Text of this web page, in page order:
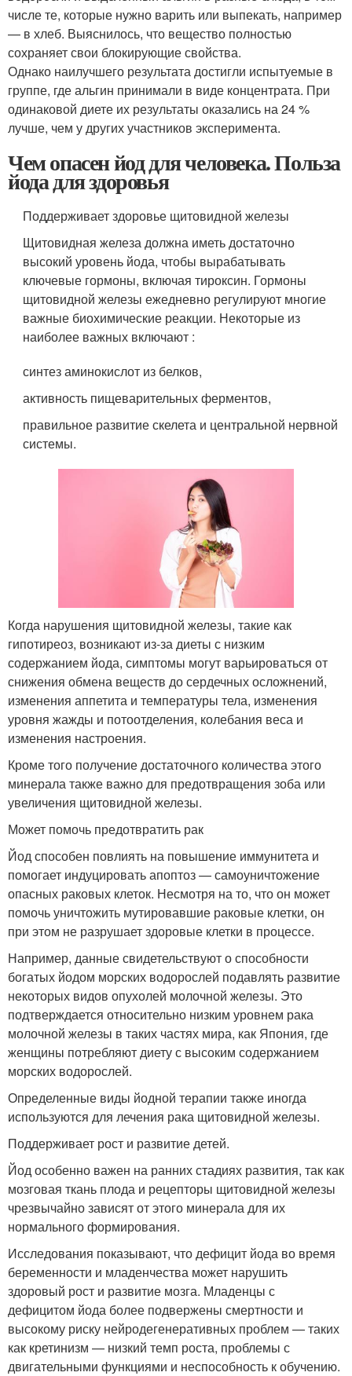
числе те, которые нужно варить или выпекать, например
— в хлеб. Выяснилось, что вещество полностью
сохраняет свои блокирующие свойства.
Однако наилучшего результата достигли испытуемые в
группе, где альгин принимали в виде концентрата. При
одинаковой диете их результаты оказались на 24 %
лучше, чем у других участников эксперимента.
Чем опасен йод для человека. Польза
йода для здоровья
Поддерживает здоровье щитовидной железы
Щитовидная железа должна иметь достаточно
высокий уровень йода, чтобы вырабатывать
ключевые гормоны, включая тироксин. Гормоны
щитовидной железы ежедневно регулируют многие
важные биохимические реакции. Некоторые из
наиболее важных включают :
синтез аминокислот из белков,
активность пищеварительных ферментов,
правильное развитие скелета и центральной нервной
системы.
Когда нарушения щитовидной железы, такие как
гипотиреоз, возникают из-за диеты с низким
содержанием йода, симптомы могут варьироваться от
снижения обмена веществ до сердечных осложнений,
изменения аппетита и температуры тела, изменения
уровня жажды и потоотделения, колебания веса и
изменения настроения.
Кроме того получение достаточного количества этого
минерала также важно для предотвращения зоба или
увеличения щитовидной железы.
Может помочь предотвратить рак
Йод способен повлиять на повышение иммунитета и
помогает индуцировать апоптоз — самоуничтожение
опасных раковых клеток. Несмотря на то, что он может
помочь уничтожить мутировавшие раковые клетки, он
при этом не разрушает здоровые клетки в процессе.
Например, данные свидетельствуют о способности
богатых йодом морских водорослей подавлять развитие
некоторых видов опухолей молочной железы. Это
подтверждается относительно низким уровнем рака
молочной железы в таких частях мира, как Япония, где
женщины потребляют диету с высоким содержанием
морских водорослей.
Определенные виды йодной терапии также иногда
используются для лечения рака щитовидной железы.
Поддерживает рост и развитие детей.
Йод особенно важен на ранних стадиях развития, так как
мозговая ткань плода и рецепторы щитовидной железы
чрезвычайно зависят от этого минерала для их
нормального формирования.
Исследования показывают, что дефицит йода во время
беременности и младенчества может нарушить
здоровый рост и развитие мозга. Младенцы с
дефицитом йода более подвержены смертности и
высокому риску нейродегенеративных проблем — таких
как кретинизм — низкий темп роста, проблемы с
двигательными функциями и неспособность к обучению.